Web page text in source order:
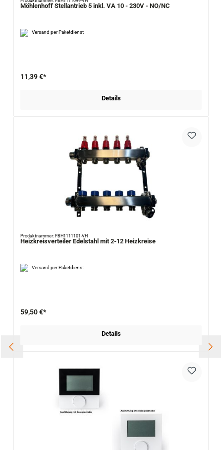
Möhlenhoff Stellantrieb 5 inkl. VA 10 - 230V - NO/NC
Versand per Paketdienst
11,39 €*
Details
Produktnummer: FBH1111101-VH
Heizkreisverteiler Edelstahl mit 2-12 Heizkreise
Versand per Paketdienst
59,50 €*
Details